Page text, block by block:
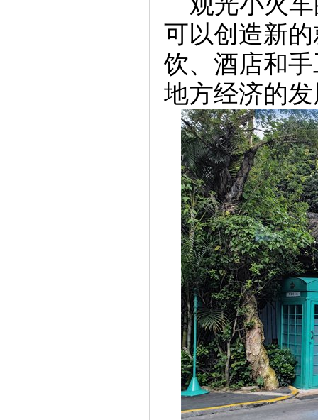
可以创造新
饮、酒店和
地方经济的